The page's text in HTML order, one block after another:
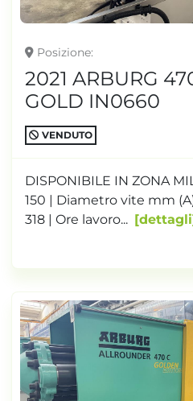
Posizione
2021 ARBURG
GOLD IN0660
VENDUTO
DISPONIBILE IN ZONA
150 | Diametro vite mm
318 | Ore lavoro...
dettagli